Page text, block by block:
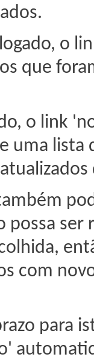
o
que
o link
uma
possa ser
com
para